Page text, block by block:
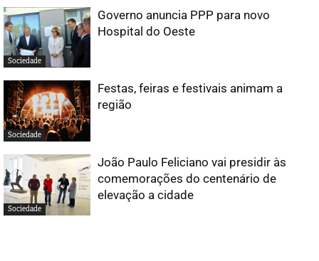
Sociedade
Governo anuncia PPP para novo
Hospital do Oeste
Sociedade
Festas, feiras e festivais animam a
região
Sociedade
João Paulo Feliciano vai presidir às
comemorações do centenário de
elevação a cidade